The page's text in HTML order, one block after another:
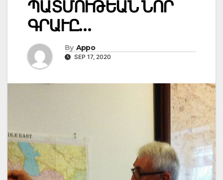
ՊԱՏՄՈՒԹԵԱՆ ՆՈՐ
ԳՐԱՒԸ…
By Appo
SEP 17, 2020